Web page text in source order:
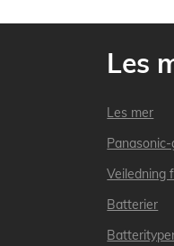
Les
Les mer
Veiledning
Batterier